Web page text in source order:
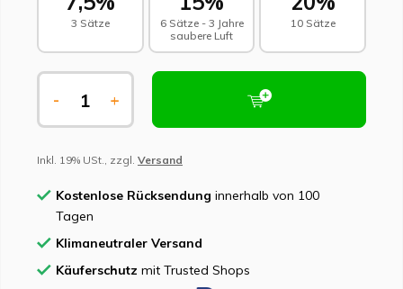
3 Sätze
6 Sätze - 3 Jahre
saubere Luft
10 Sätze
- +
Inkl. 19% USt., zzgl. Versand
Kostenlose Rücksendung innerhalb von 100
Tagen
Klimaneutraler Versand
Käuferschutz mit Trusted Shops